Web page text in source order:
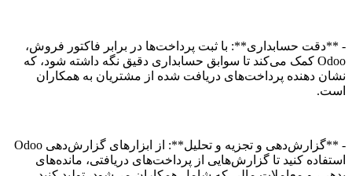
- **دقت حسابداری**: با ثبت پرداخت‌ها در برابر فاکتور فروش،
Odoo کمک می‌کند تا سوابق حسابداری دقیق نگه داشته شود، که
نشان دهنده پرداخت‌های دریافت شده از مشتریان به همکاران
است.
- **گزارش‌دهی و تجزیه و تحلیل**: از ابزارهای گزارش‌دهی Odoo
استفاده کنید تا گزارش‌هایی از پرداخت‌های دریافتی، مانده‌های